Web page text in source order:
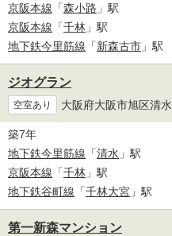
京阪本線 「森小路 」駅
京阪本線 「千林 」駅
地下鉄今里筋線 「新森古市 」駅
ジオグラン
空室あり 大阪府大阪市旭区清水
築7年
地下鉄今里筋線 「清水 」駅
京阪本線 「千林 」駅
地下鉄谷町線 「千林大宮 」駅
第一新森マンション